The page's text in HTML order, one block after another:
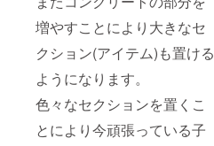
増やすことにより大きなセ
クション(アイテム)も置ける
ようになります。
色々なセクションを置くこ
とにより今頑張っている子